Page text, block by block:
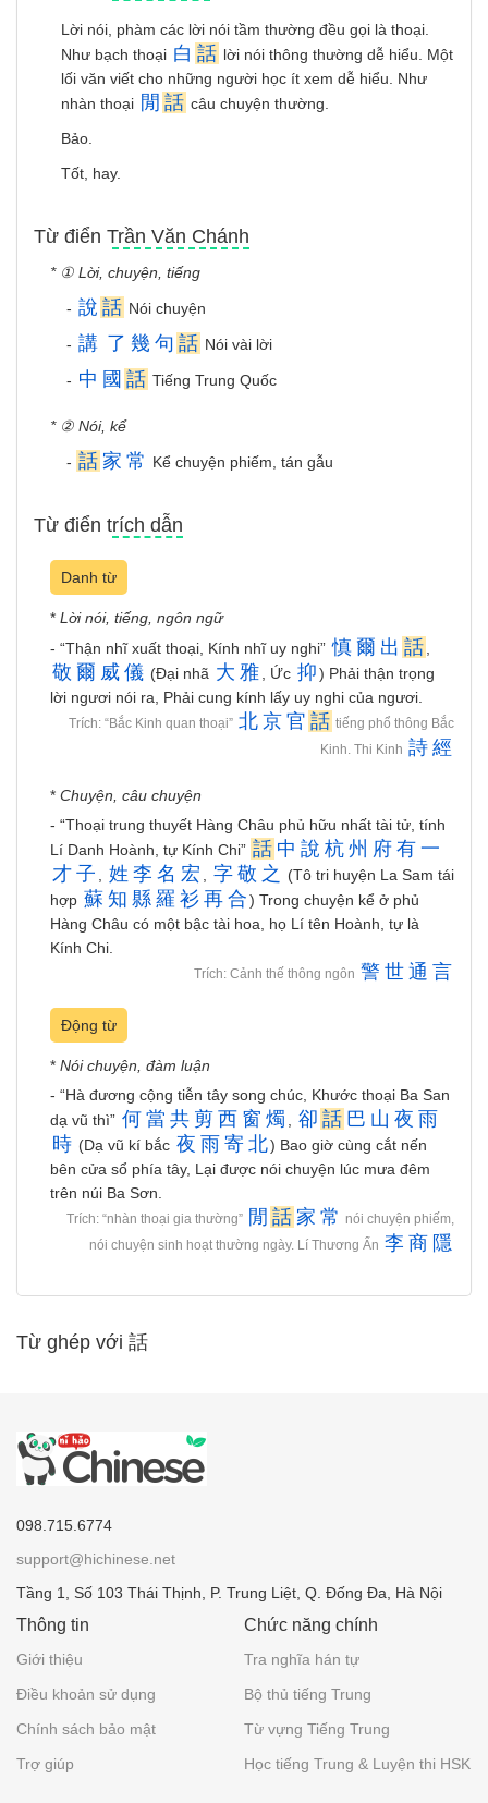
Lời nói, phàm các lời nói tầm thường đều gọi là thoại.
Như bạch thoại 白 話 lời nói thông thường dễ hiểu. Một
lối văn viết cho những người học ít xem dễ hiểu. Như
nhàn thoại 閒 話 câu chuyện thường.
Bảo.
Tốt, hay.
Từ điển Trần Văn Chánh
* ① Lời, chuyện, tiếng
- 說 話 Nói chuyện
- 講 了 幾 句 話 Nói vài lời
- 中 國 話 Tiếng Trung Quốc
* ② Nói, kể
- 話 家 常 Kể chuyện phiếm, tán gẫu
Từ điển trích dẫn
Danh từ
* Lời nói, tiếng, ngôn ngữ
- “Thận nhĩ xuất thoại, Kính nhĩ uy nghi” 慎 爾 出 話
敬 爾 威 儀 (Đại nhã 大 雅 , Ức 抑) Phải thận trọng
lời ngươi nói ra, Phải cung kính lấy uy nghi của ngươi.
Trích: “Bắc Kinh quan thoại” 北 京 官 話 tiếng phổ thông Bắc
Kinh. Thi Kinh 詩 經
* Chuyện, câu chuyện
- “Thoại trung thuyết Hàng Châu phủ hữu nhất tài tử, tính
Lí Danh Hoành, tự Kính Chi” 話 中 說 杭 州 府 有 一
才 子 姓 李 名 宏 字 敬 之
(Tô tri huyện La Sam tái
hợp 蘇 知 縣 羅 衫 再 合) Trong chuyện kể ở phủ
Hàng Châu có một bậc tài hoa, họ Lí tên Hoành, tự là
Kính Chi.
Trích: Cảnh thế thông ngôn 警 世 通 言
Động từ
* Nói chuyện, đàm luận
- “Hà đương cộng tiễn tây song chúc, Khước thoại Ba San
dạ vũ thì” 何 當 共 剪 西 窗 燭 卻 話 巴 山 夜 雨
時 (Dạ vũ kí bắc 夜 雨 寄 北) Bao giờ cùng cắt nến
bên cửa sổ phía tây, Lại được nói chuyện lúc mưa đêm
trên núi Ba Sơn.
Trích: “nhàn thoại gia thường” 閒 話 家 常 nói chuyện phiếm,
nói chuyện sinh hoạt thường ngày. Lí Thương Ẩn 李 商 隱
Từ ghép với 話
098.715.6774
support@hichinese.net
Tầng 1, Số 103 Thái Thịnh, P. Trung Liệt, Q. Đống Đa, Hà Nội
Thông tin
Giới thiệu
Điều khoản sử dụng
Chính sách bảo mật
Trợ giúp
Chức năng chính
Tra nghĩa hán tự
Bộ thủ tiếng Trung
Từ vựng Tiếng Trung
Học tiếng Trung & Luyện thi HSK